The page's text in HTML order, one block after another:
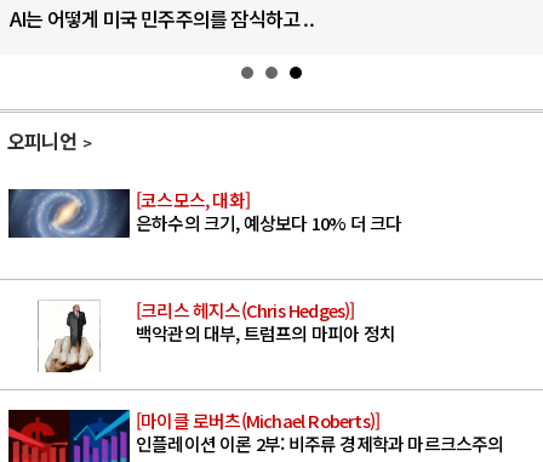
AI는 어떻게 미국 민주주의를 잠식하고 ..
오피니언
[코스모스, 대화]
은하수의 크기, 예상보다 10% 더 크다
[크리스 헤지스(Chris Hedges)]
백악관의 대부, 트럼프의 마피아 정치
[마이클 로버츠(Michael Roberts)]
인플레이션 이론 2부: 비주류 경제학과 마르크스주의